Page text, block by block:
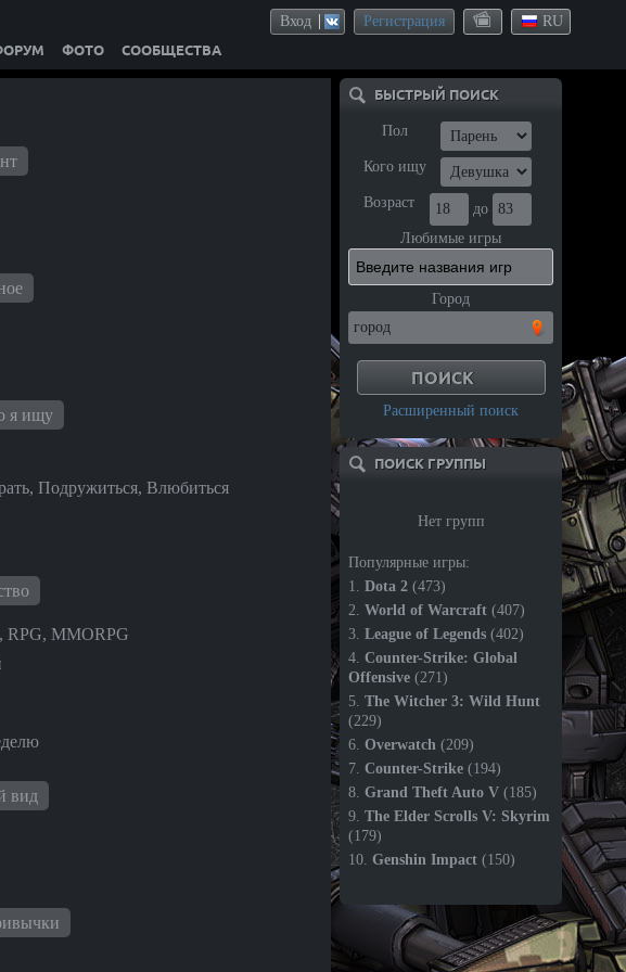
Вход Регистрация RU
ФОТО СООБЩЕСТВА
я ищу
Подружиться, Влюбиться
RPG, MMORPG
вид
БЫСТРЫЙ ПОИСК
Пол
Кого ищу
Возраст
до
Любимые игры
Город
Расширенный поиск
ПОИСК ГРУППЫ
Нет групп
Популярные игры:
1. Dota 2 (473)
2. World of Warcraft (407)
3. League of Legends (402)
4. Counter-Strike: Global
Offensive (271)
5. The Witcher 3: Wild Hunt
(229)
6. Overwatch (209)
7. Counter-Strike (194)
8. Grand Theft Auto V (185)
9. The Elder Scrolls V: Skyrim
(179)
10. Genshin Impact (150)